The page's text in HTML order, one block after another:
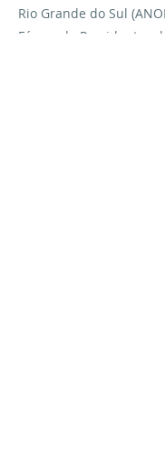
Rio Grande do Sul
Fórum de Presidentes